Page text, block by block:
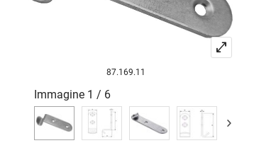
87.169.11
Immagine 1 / 6